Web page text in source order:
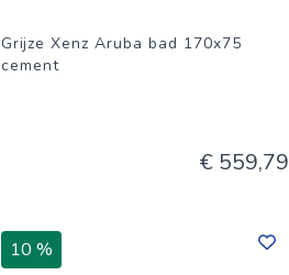
Grijze Xenz Aruba bad 170x75
cement
€ 559,79
10 %